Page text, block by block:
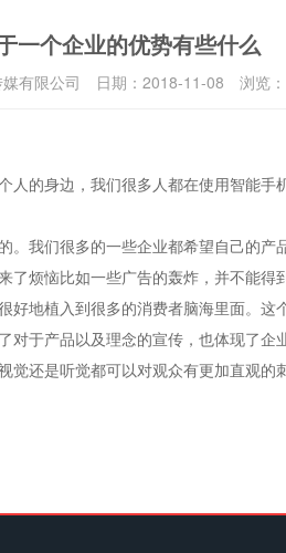
一个企业的优势有些什么
有限公司 日期： 2018-11-08 浏览：
人的身边，我们很多人都在使用智能
们很多的一些企业都希望自己的产
烦恼比如一些广告的轰炸，并不能得
植入到很多的消费者脑海里面。这
于产品以及理念的宣传，也体现了
还是听觉都可以对观众有更加直观的刺